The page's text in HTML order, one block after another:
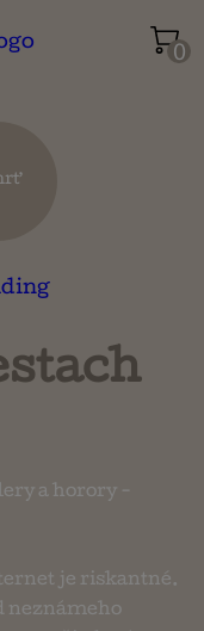
0
a horory -
je riskantné.
neznámeho